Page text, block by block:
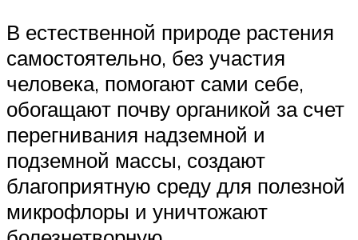
В естественной природе растения
самостоятельно, без участия
человека, помогают сами себе,
обогащают почву органикой за счет
перегнивания надземной и
подземной массы, создают
благоприятную среду для полезной
микрофлоры и уничтожают